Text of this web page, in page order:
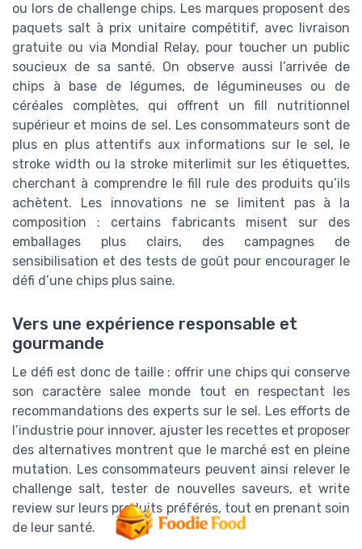
ou lors de challenge chips. Les marques proposent des
paquets salt à prix unitaire compétitif, avec livraison
gratuite ou via Mondial Relay, pour toucher un public
soucieux de sa santé. On observe aussi l’arrivée de
chips à base de légumes, de légumineuses ou de
céréales complètes, qui offrent un fill nutritionnel
supérieur et moins de sel. Les consommateurs sont de
plus en plus attentifs aux informations sur le sel, le
stroke width ou la stroke miterlimit sur les étiquettes,
cherchant à comprendre le fill rule des produits qu’ils
achètent. Les innovations ne se limitent pas à la
composition : certains fabricants misent sur des
emballages plus clairs, des campagnes de
sensibilisation et des tests de goût pour encourager le
défi d’une chips plus saine.
Vers une expérience responsable et
gourmande
Le défi est donc de taille : offrir une chips qui conserve
son caractère salee monde tout en respectant les
recommandations des experts sur le sel. Les efforts de
l’industrie pour innover, ajuster les recettes et proposer
des alternatives montrent que le marché est en pleine
mutation. Les consommateurs peuvent ainsi relever le
challenge salt, tester de nouvelles saveurs, et write
review sur leurs produits préférés, tout en prenant soin
de leur santé.